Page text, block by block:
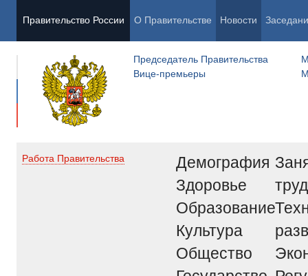
Правительство России О Правительстве Новости
Председатель Правительства
Вице-премьеры
Работа Правительства
Демография
Здоровье
Образование
Культура
Общество
труд